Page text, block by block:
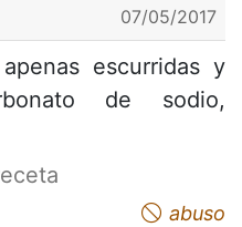
07/05/2017
escurridas y
de sodio,
abuso